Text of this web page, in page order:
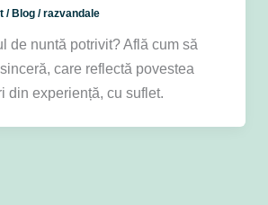
/ Blog/razvandale
de nuntă potrivit? Află cum să
care reflectă povestea
din experiență, cu suflet.